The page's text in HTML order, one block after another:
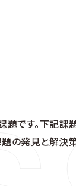
題です。下記課
題の発見と解決